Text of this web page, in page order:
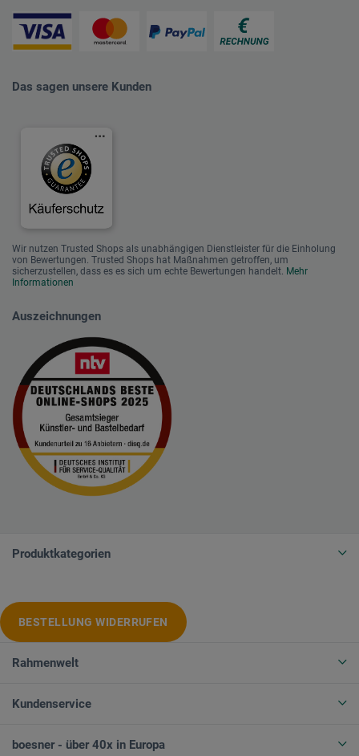
Das sagen unsere Kunden
Wir nutzen Trusted Shops als unabhängigen Dienstleister für die Einholung
von Bewertungen. Trusted Shops hat Maßnahmen getroffen, um
sicherzustellen, dass es es sich um echte Bewertungen handelt. Mehr
Informationen
Auszeichnungen
Produktkategorien
BESTELLUNG WIDERRUFEN
Rahmenwelt
Kundenservice
boesner - über 40x in Europa